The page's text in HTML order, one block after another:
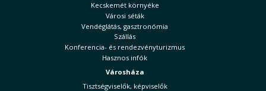
Kecskemét környéke
Városi séták
Vendéglátás, gasztronómia
Szállás
Konferencia- és rendezvényturizmus
Hasznos infók
Városháza
Tisztségviselők, képviselők